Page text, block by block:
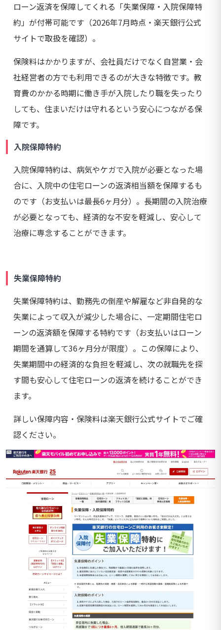
ローン返済を保障してくれる「失業保障・入院保障特
約」が付帯可能です（2026年7月時点・楽天銀行公式
サイトで取扱を確認）。
保険料はかかりますが、会社員だけでなく自営業・会
社経営者の方でも利用できるのが大きな特徴です。教
育費のかかる時期に働き手が入院したり職を失ったり
しても、住まいだけは守れるという安心につながる保
障です。
入院保障特約
入院保障特約は、病気やケガで入院が必要となった場
合に、入院中の住宅ローンの返済相当額を保障するも
のです（お支払いは最長6ヶ月分）。長期間の入院治療
が必要となっても、経済的な不安を軽減し、安心して
治療に専念することができます。
失業保障特約
失業保障特約は、勤務先の倒産や解雇など非自発的な
失業によって収入が減少した場合に、一定期間住宅ロ
ーンの返済額を保障する特約です（お支払いはローン
期間を通算して36ヶ月分が限度）。この保障により、
失業期間中の経済的な負担を軽減し、次の就職先を探
す間も安心して住宅ローンの返済を続けることができ
ます。
詳しい保障内容・保険料は楽天銀行公式サイトでご確
認ください。